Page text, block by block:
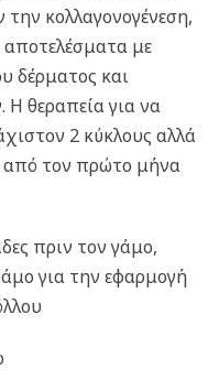
κολλαγονογένεση,
με
δέρματος και
θεραπεία για να
2 κύκλους αλλά
από τον πρώτο μήνα
πριν τον γάμο,
για την εφαρμογή